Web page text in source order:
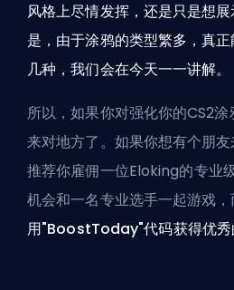
风格上尽情发挥，还是只是想
是，由于涂鸦的类型繁多，真
几种，我们会在今天一一讲解。
所以，如果你对强化你的CS2
来对地方了。如果你想有个朋
推荐你雇佣一位Eloking的专业
机会和一名专业选手一起游戏
用"BoostToday"代码获得优秀